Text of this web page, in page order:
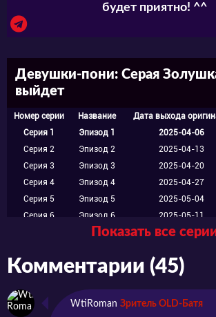
будет приятно! ^^
Девушки-пони: Серая
выйдет
Номер серии Название Дата выхода
Серия 1
Эпизод 1 2025-04-06
Серия 2
Эпизод 2 2025-04-13
Серия 3
Эпизод 3 2025-04-20
Серия 4
Эпизод 4 2025-04-27
Серия 5
Эпизод 5 2025-05-04
Серия 6
Эпизод 6 2025-05-11
Эпизод 7 2025-05-18
Серия 9
Эпизод 9 2025-06-01
Серия 11
Эпизод 11 2025-06-15
Показать все
Комментарии (45)
WtiRoman Зритель OLD-Батя